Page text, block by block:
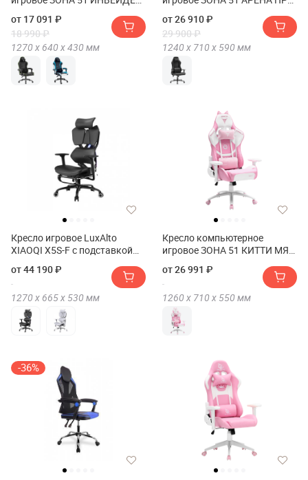
игровое ZONE 51 INVADER)
от 17 091 ₽
18 990 ₽
1270 х 640 х430 мм
игровое ZONE 51 ARENA PRO)
от 26 910 ₽
29 900 ₽
1240 х 710 х 590 мм
Кресло игровое LuxAlto
XIAOQI X5S-F с подставкой
от 44 190 ₽
1270 х 665 х 530 мм
Кресло компьютерное
игровое ЗОНА 51 КИТТИ МЯУ
компьютерное игровое ZONE
51 KITTY MEOW Edition)
от 26 991 ₽
1260 х 710 х 550 мм
-36%